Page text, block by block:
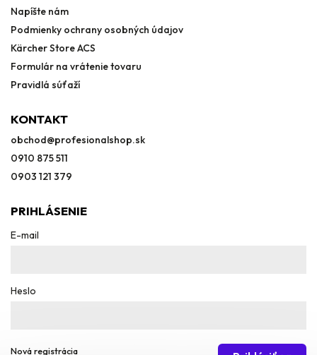
Napíšte nám
Podmienky ochrany osobných údajov
Kärcher Store ACS
Formulár na vrátenie tovaru
Pravidlá súťaží
KONTAKT
obchod@profesionalshop.sk
0910 875 511
0903 121 379
PRIHLÁSENIE
E-mail
Heslo
Nová registrácia